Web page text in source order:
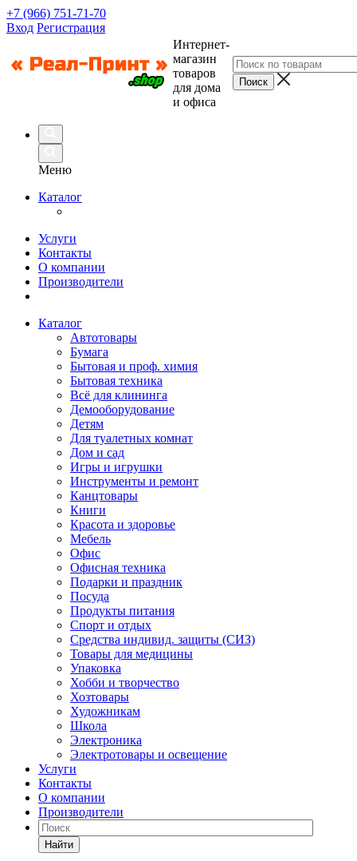
+7 (966) 751-71-70
Вход Регистрация
Интернет-
магазин
товаров
для дома
и офиса
Меню
Каталог
Услуги
Контакты
О компании
Производители
Каталог
Автотовары
Бумага
Бытовая и проф. химия
Бытовая техника
Всё для клининга
Демооборудование
Детям
Для туалетных комнат
Дом и сад
Игры и игрушки
Инструменты и ремонт
Канцтовары
Книги
Красота и здоровье
Мебель
Офис
Офисная техника
Подарки и праздник
Посуда
Продукты питания
Спорт и отдых
Средства индивид. защиты (СИЗ)
Товары для медицины
Упаковка
Хобби и творчество
Хозтовары
Художникам
Школа
Электроника
Электротовары и освещение
Услуги
Контакты
О компании
Производители
Найти